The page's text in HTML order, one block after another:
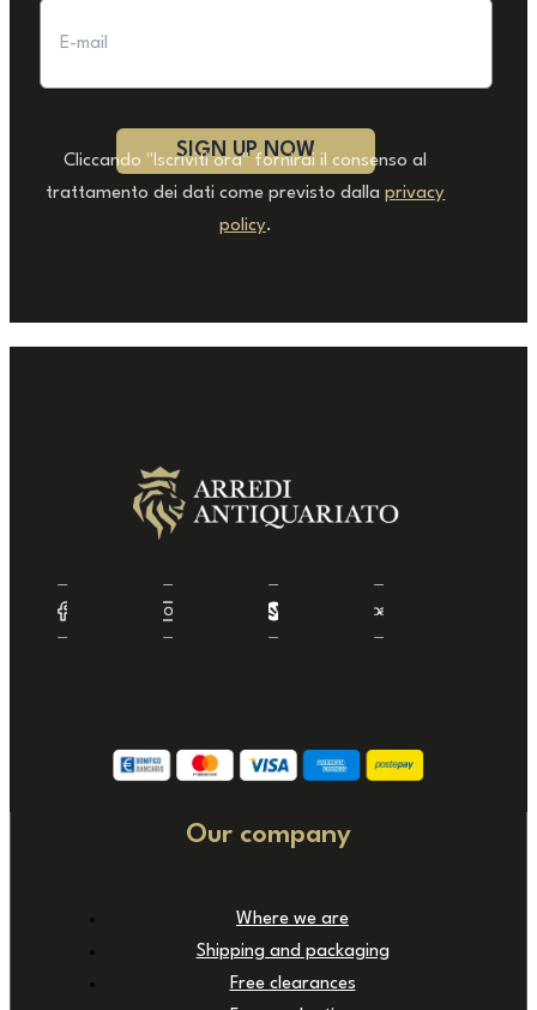
Cliccando "Iscriviti ora" fornirai il consenso al
trattamento dei dati come previsto dallaprivacy
policy.
Our company
Where we are
Shipping and packaging
Free clearances